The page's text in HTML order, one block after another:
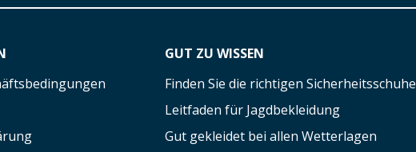
GUT ZU WISSEN
Finden Sie die richtigen Sicherheitsschuhe
Leitfaden für Jagdbekleidung
Gut gekleidet bei allen Wetterlagen